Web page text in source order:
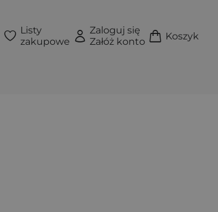
Listy
zakupowe
Zaloguj się
Załóż konto
Koszyk